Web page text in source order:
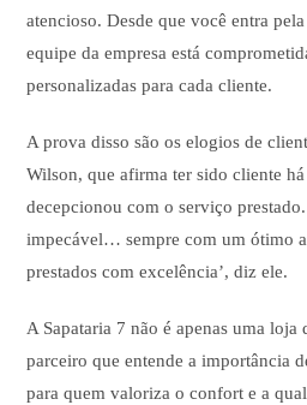
atencioso. Desde que você entra
equipe da empresa está
personalizadas para cada cliente.
A prova disso são os elogios de
Wilson, que afirma ter sido cliente há
decepcionou com o serviço
impecável… sempre com um ótimo
prestados com excelência’, diz ele.
A Sapataria 7 não é apenas uma loja
parceiro que entende a importância
para quem valoriza o confort e a